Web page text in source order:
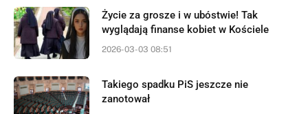
Życie za grosze i w ubóstwie! Tak
wyglądają finanse kobiet w Kościele
2026-03-03 08:51
Takiego spadku PiS jeszcze nie
zanotował